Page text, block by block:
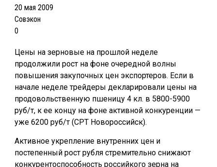
20 мая 2009
Совэкон
0
Цены на зерновые на прошлой неделе
продолжили рост на фоне очередной волны
повышения закупочных цен экспортеров. Если в
начале неделе трейдеры декларировали цены на
продовольственную пшеницу 4 кл. в 5800-5900
руб/т, к ее концу на фоне активной конкуренции —
уже 6200 руб/т (CPT Новороссийск).
Активное укрепление внутренних цен и
постепенный рост рубля стремительно снижают
конкурентоспособность российкого зерна на